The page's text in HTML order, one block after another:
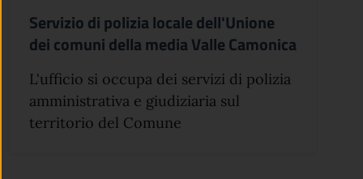
Servizio di polizia locale dell'Unione
dei comuni della media Valle Camonica
L'ufficio si occupa dei servizi di polizia
amministrativa e giudiziaria sul
territorio del Comune